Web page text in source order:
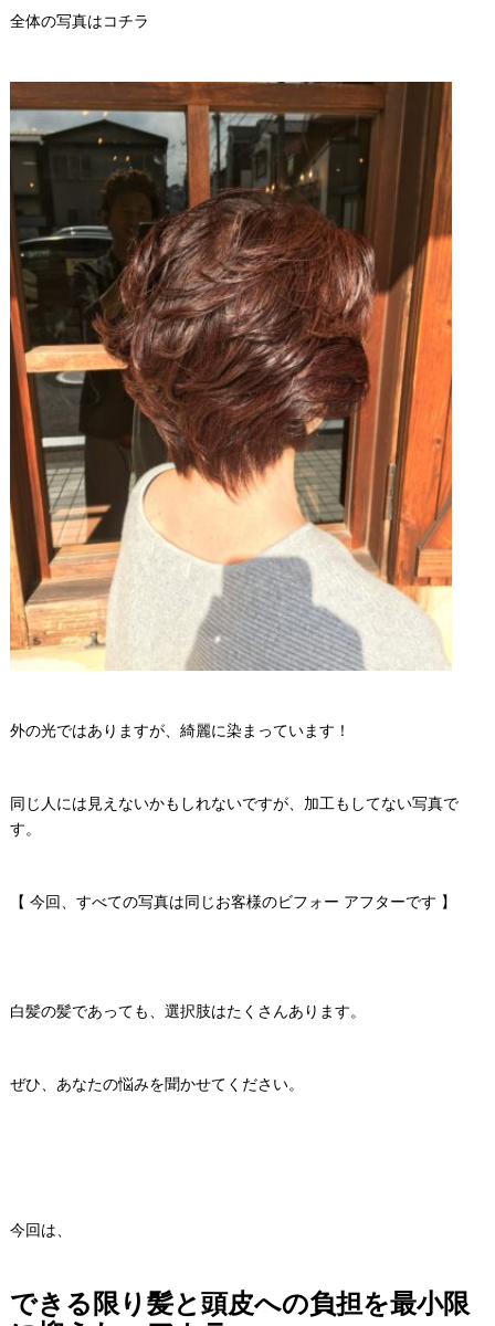
全体の写真はコチラ
外の光ではありますが、綺麗に染まっています！
同じ人には見えないかもしれないですが、加工もしてない写真で
す。
【 今回、すべての写真は同じお客様のビフォー アフターです 】
白髪の髪であっても、選択肢はたくさんあります。
ぜひ、あなたの悩みを聞かせてください。
今回は、
できる限り髪と頭皮への負担を最小限